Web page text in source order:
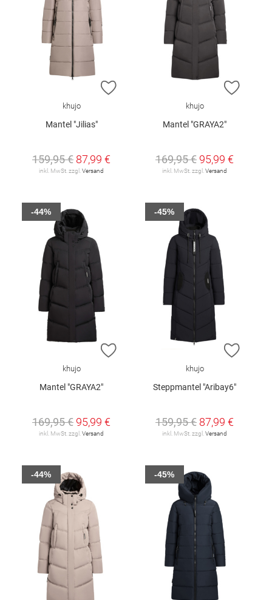
ZUR WUNSCHLISTE HINZUFÜGEN
khujo
Mantel "Jilias"
159,95 € 87,99 €
inkl. MwSt. zzgl.Versand
ZUR
khujo
Mantel "GRAYA2"
169,95 € 95,99 €
inkl. MwSt. zzgl.Versand
ZUR WUNSCHLISTE HINZUFÜGEN
khujo
Mantel "GRAYA2"
169,95 € 95,99 €
inkl. MwSt. zzgl.Versand
-44%
ZUR
khujo
Steppmantel "Aribay6"
159,95 € 87,99 €
inkl. MwSt. zzgl.Versand
-45%
-44% -45%